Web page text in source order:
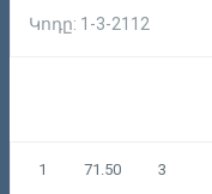
Կոդը: 1-3-2112
1 71.50 3